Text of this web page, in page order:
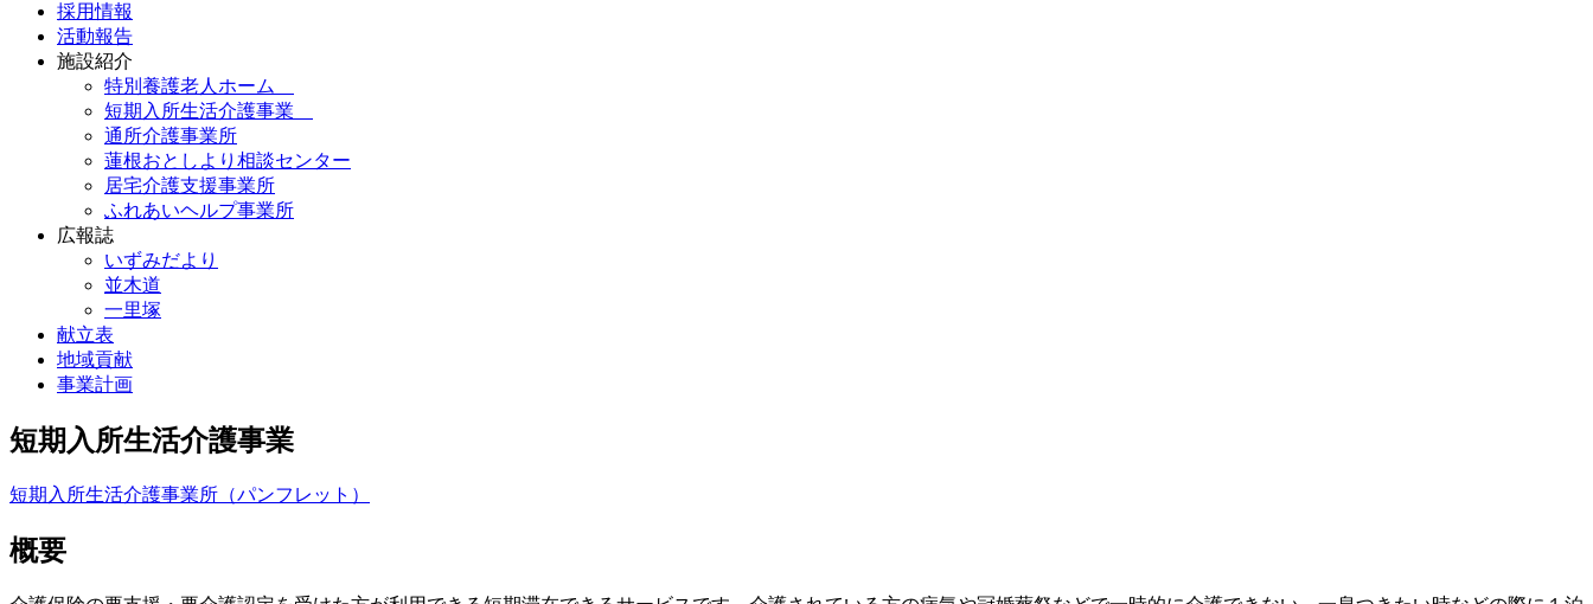
採用情報
活動報告
施設紹介
特別養護老人ホーム
短期入所生活介護事業
通所介護事業所
蓮根おとしより相談センター
居宅介護支援事業所
ふれあいヘルプ事業所
広報誌
いずみだより
並木道
一里塚
献立表
地域貢献
事業計画
短期入所生活介護事業
短期入所生活介護事業所（パンフレット）
概要